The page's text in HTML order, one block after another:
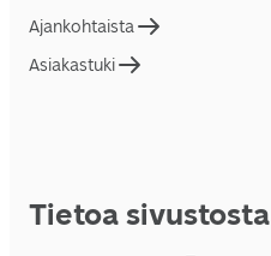
Ajankohtaista
Asiakastuki
Tietoa sivustosta